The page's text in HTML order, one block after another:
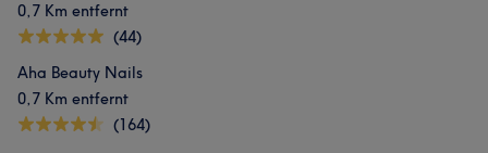
0,7 Km entfernt
(44)
Aha Beauty Nails
0,7 Km entfernt
(164)